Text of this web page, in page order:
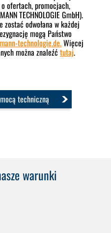
ofertach, promocjach,
TECHNOLOGIE GmbH).
odwołana w każdej
mogą Państwo
technologie.de.Więcej
można znaleźćtutaj.
techniczną
warunki